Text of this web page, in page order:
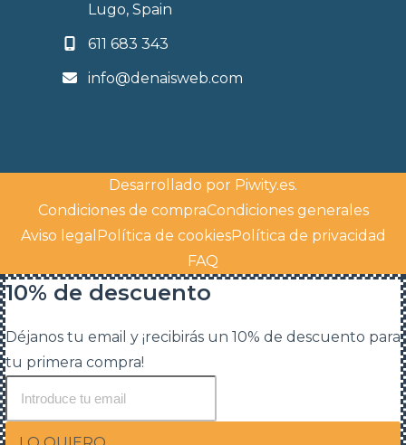
Lugo, Spain
611 683 343
info@denaisweb.com
Desarrollado por Piwity.es.
Condiciones de compraCondiciones generales
Aviso legal Política de cookiesPolítica de privacidad
FAQ
10% de descuento
Déjanos tu email y ¡recibirás un 10% de descuento para
tu primera compra!